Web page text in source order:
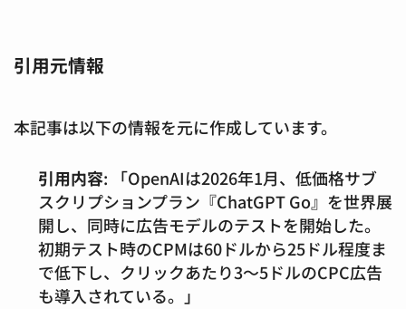
引用元情報
本記事は以下の情報を元に作成しています。
引用内容: 「OpenAIは2026年1月、低価格サブ
スクリプションプラン『ChatGPT Go』を世界展
開し、同時に広告モデルのテストを開始した。
初期テスト時のCPMは60ドルから25ドル程度ま
で低下し、クリックあたり3〜5ドルのCPC広告
も導入されている。」